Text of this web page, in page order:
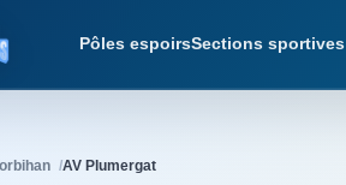
Foot
Pôles espoirsSections sportives
AV Plumergat